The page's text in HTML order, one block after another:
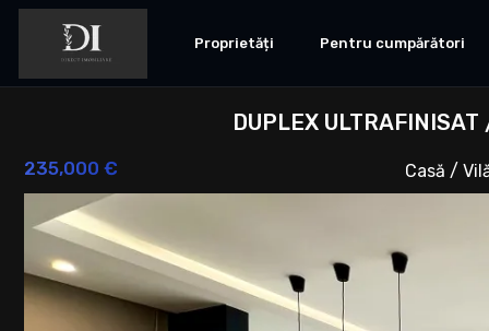
Proprietăți Pentru cumpărători
DUPLEX
235,000 € Casă /